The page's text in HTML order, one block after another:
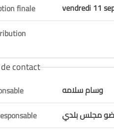
finale
vendredi 11
contact
وسام سلامه
مجلس بلدي